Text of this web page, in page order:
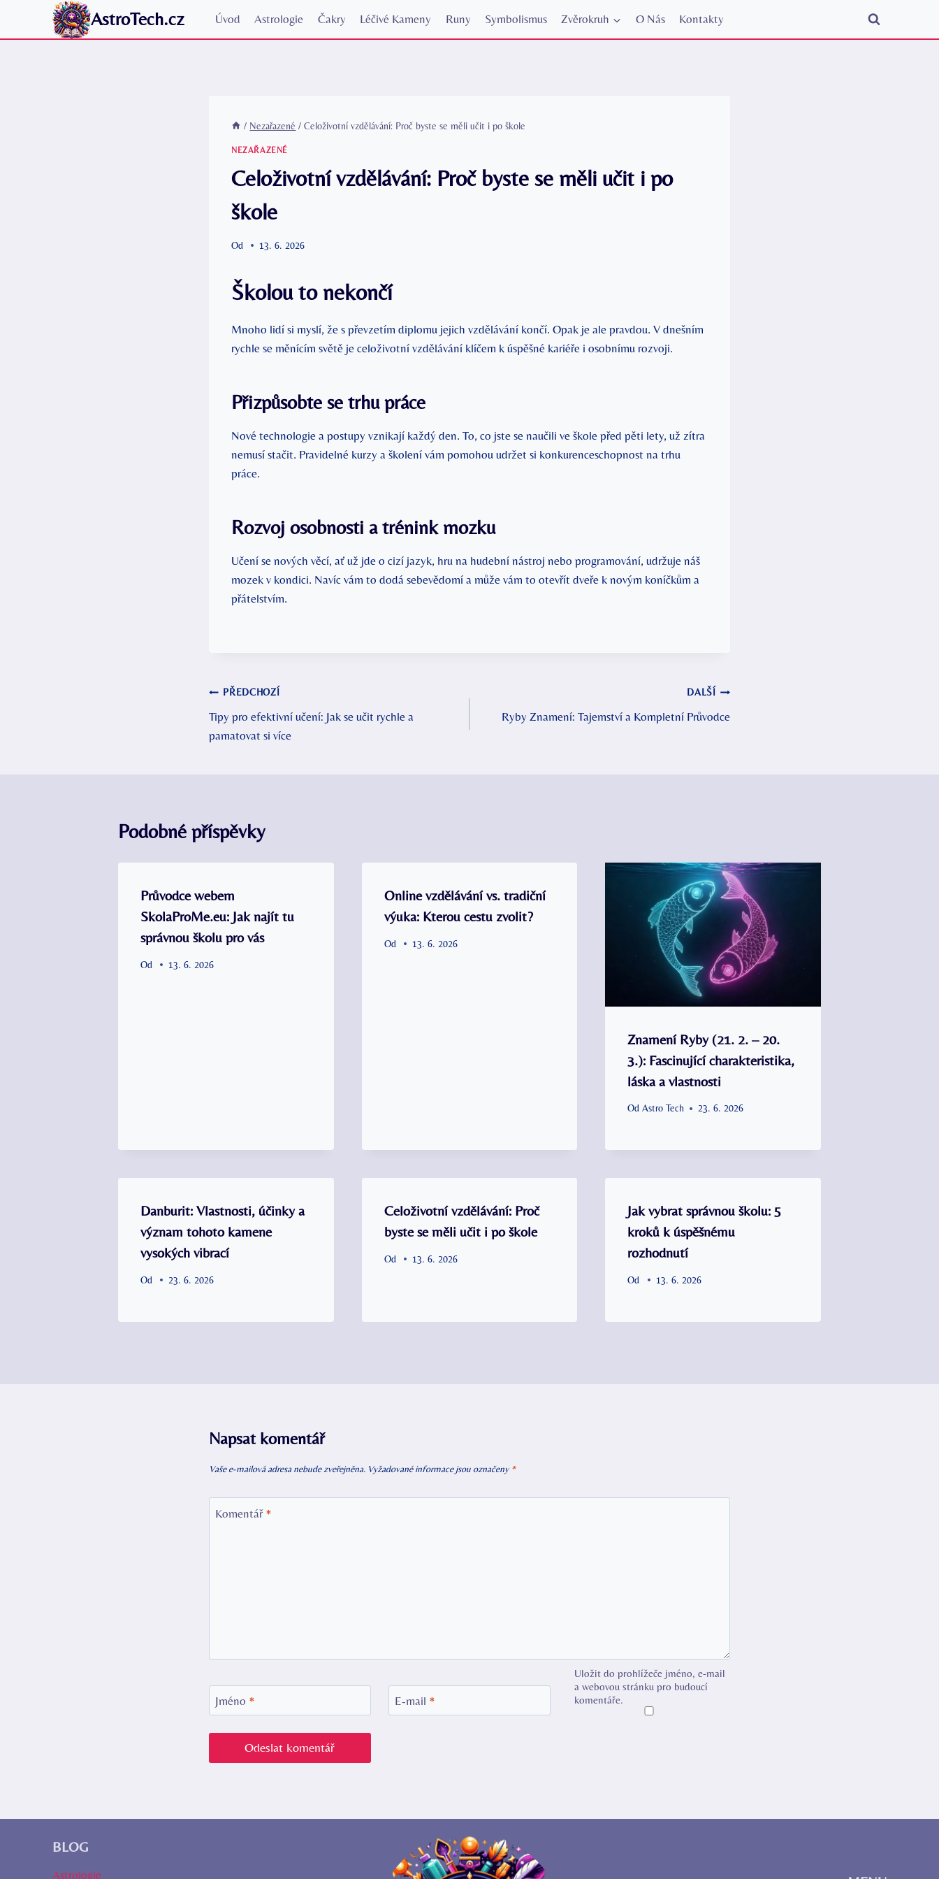
AstroTech.cz Úvod Astrologie Čakry Léčivé Kameny Runy Symbolismus Zvěrokruh O Nás Kontakty
/ Nezařazené / Celoživotní vzdělávání: Proč byste se měli učit i po škole
NEZAŘAZENÉ
Celoživotní vzdělávání: Proč byste se měli učit i po
škole
Od 13. 6. 2026
Školou to nekončí
Mnoho lidí si myslí, že s převzetím diplomu jejich vzdělávání končí. Opak je ale pravdou. V dnešním
rychle se měnícím světě je celoživotní vzdělávání klíčem k úspěšné kariéře i osobnímu rozvoji.
Přizpůsobte se trhu práce
Nové technologie a postupy vznikají každý den. To, co jste se naučili ve škole před pěti lety, už zítra
nemusí stačit. Pravidelné kurzy a školení vám pomohou udržet si konkurenceschopnost na trhu
práce.
Rozvoj osobnosti a trénink mozku
Učení se nových věcí, ať už jde o cizí jazyk, hru na hudební nástroj nebo programování, udržuje náš
mozek v kondici. Navíc vám to dodá sebevědomí a může vám to otevřít dveře k novým koníčkům a
přátelstvím.
Navigace
pro
PŘEDCHOZÍ
Tipy pro efektivní učení: Jak se učit rychle a
pamatovat si více
DALŠÍ
Ryby Znamení: Tajemství a Kompletní Průvodce
Podobné příspěvky
Průvodce webem
SkolaProMe.eu: Jak najít tu
správnou školu pro vás
Od 13. 6. 2026
Online vzdělávání vs. tradiční
výuka: Kterou cestu zvolit?
Od 13. 6. 2026
Znamení Ryby (21. 2. – 20.
3.): Fascinující charakteristika,
láska a vlastnosti
Od Astro Tech 23. 6. 2026
Danburit: Vlastnosti, účinky a
význam tohoto kamene
vysokých vibrací
Od 23. 6. 2026
Celoživotní vzdělávání: Proč
byste se měli učit i po škole
Od 13. 6. 2026
Jak vybrat správnou školu: 5
kroků k úspěšnému
rozhodnutí
Od 13. 6. 2026
Napsat komentář
Vaše e-mailová adresa nebude zveřejněna. Vyžadované informace jsou označeny *
Komentář *
Jméno * E-mail *
Uložit do prohlížeče jméno, e-mail
a webovou stránku pro budoucí
komentáře.
BLOG
Astrologie